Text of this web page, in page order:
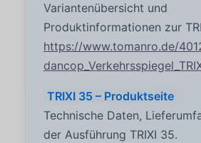
Variantenübersicht und
Produktinformationen zur
https://www.tomanro.de/
TRIXI 35 – Produktseite
Technische Daten,
der Ausführung TRIXI 35.